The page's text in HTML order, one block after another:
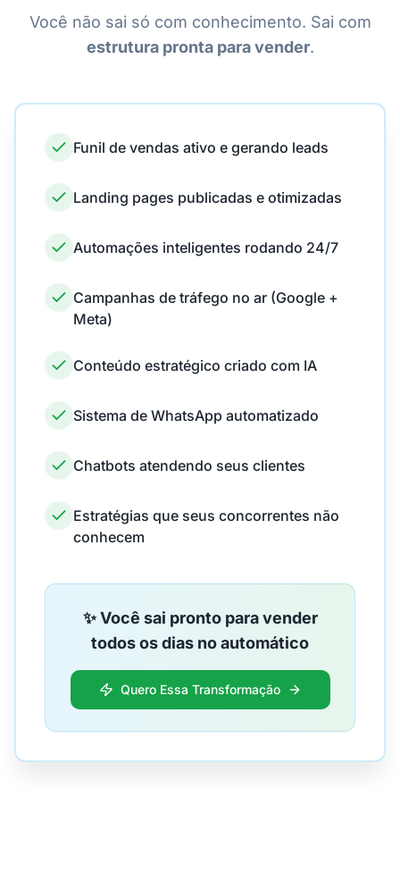
Você não sai só com conhecimento. Sai com
estrutura pronta para vender.
Funil de vendas ativo e gerando leads
Landing pages publicadas e otimizadas
Automações inteligentes rodando 24/7
Campanhas de tráfego no ar (Google +
Meta)
Conteúdo estratégico criado com IA
Sistema de WhatsApp automatizado
Chatbots atendendo seus clientes
Estratégias que seus concorrentes não
conhecem
✨ Você sai pronto para vender
todos os dias no automático
Quero Essa Transformação